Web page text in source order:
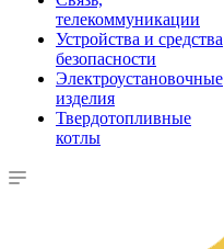
телекоммуникации
Устройства и средства
безопасности
Электроустановочные
изделия
Твердотопливные
котлы